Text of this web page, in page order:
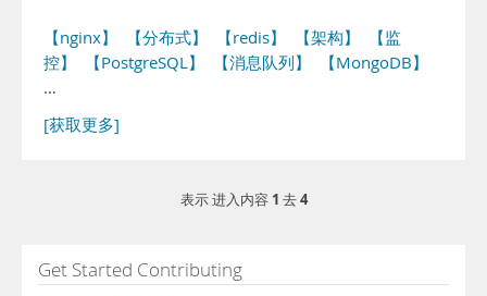
【nginx】 【分布式】 【redis】 【架构】
【监
控】
【PostgreSQL】 【消息队列】
【MongoDB】
…
[获取更多]
表示 进入内容 1 去4
Get Started Contributing